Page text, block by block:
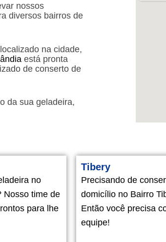
nossos
diversos bairros de
na cidade,
está pronta
de conserto de
da sua geladeira,
no
Nosso time de
para lhe
Tibery
Precisando de
domicílio no Bairro
Então você precisa
equipe!